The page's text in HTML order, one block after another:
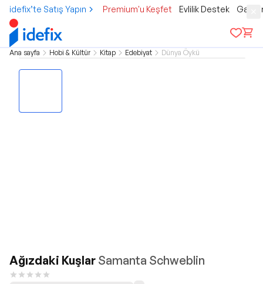
idefix’te Satış Yapın Premium'u Keşfet Evlilik Destek
Ana sayfa Hobi & Kültür Kitap Edebiyat Dünya Öykü
Ağızdaki Kuşlar Samanta Schweblin